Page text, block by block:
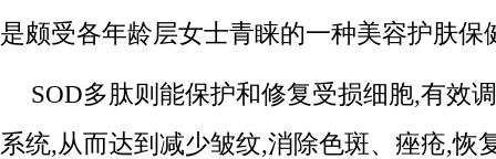
是颇受各年龄层女士青睐的一种美容护肤保
SOD多肽则能保护和修复受损细胞,有效
系统,从而达到减少皱纹,消除色斑、痤疮,恢